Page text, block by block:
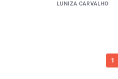
LUNIZA CARVALHO
1